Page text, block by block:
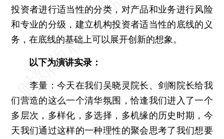
投资者进行适当性的分类，对产品和业务进行风险
和专业的分级，建立机构投资者适当性的底线的义
务，在底线的基础上可以展开创新的想象。
以下为演讲实录：
李量：今天在我们吴晓灵院长、剑阁院长给我
们营造的这么一个清华氛围，恰逢我们进入了一个
多层次，多样化，多选择，多机缘的历史时期，今
天我们通过这样的一种理性的聚会思考了我们想要